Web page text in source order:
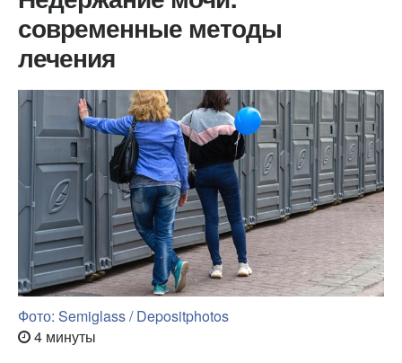
современные методы
лечения
Фото: Semiglass / Depositphotos
4 минуты